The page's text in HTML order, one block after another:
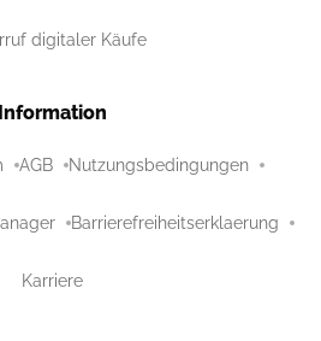
digitaler Käufe
Information
AGB Nutzungsbedingungen
Barrierefreiheitserklaerung
Karriere